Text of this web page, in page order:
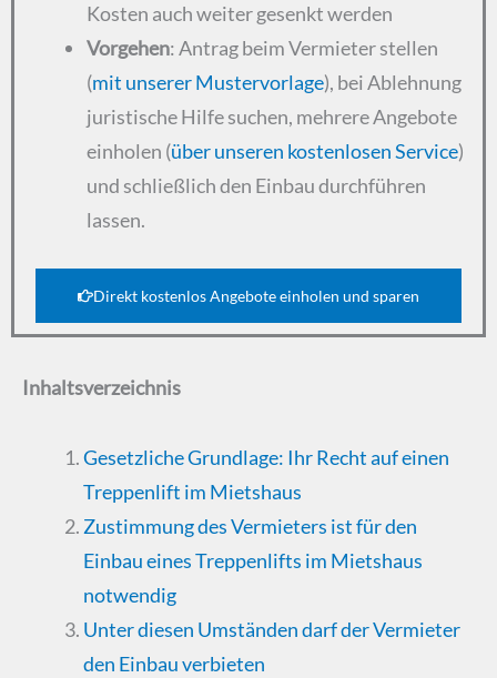
Kosten auch weiter gesenkt werden
Vorgehen: Antrag beim Vermieter stellen
(mit unserer Mustervorlage), bei Ablehnung
juristische Hilfe suchen, mehrere Angebote
einholen (über unseren kostenlosen Service)
und schließlich den Einbau durchführen
lassen.
Direkt kostenlos Angebote einholen und sparen
Inhaltsverzeichnis
Gesetzliche Grundlage: Ihr Recht auf einen
Treppenlift im Mietshaus
Zustimmung des Vermieters ist für den
Einbau eines Treppenlifts im Mietshaus
notwendig
Unter diesen Umständen darf der Vermieter
den Einbau verbieten